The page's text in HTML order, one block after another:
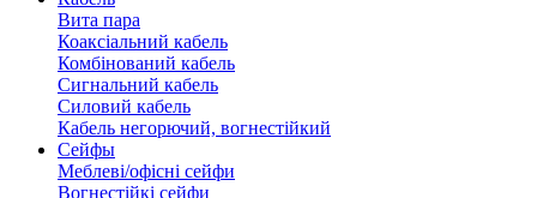
Вита пара
Коаксіальний кабель
Комбінований кабель
Сигнальний кабель
Силовий кабель
Кабель негорючий, вогнестійкий
Сейфы
Меблеві/офісні сейфи
Вогнестійкі сейфи